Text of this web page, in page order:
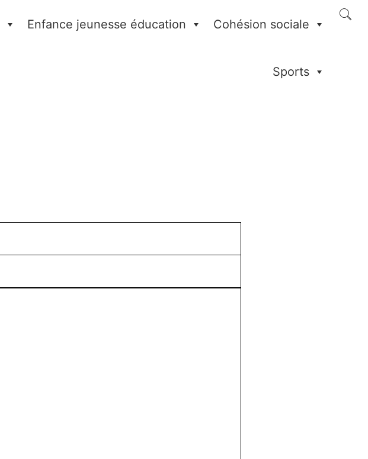
Enfance jeunesse éducation Cohésion sociale
Sports